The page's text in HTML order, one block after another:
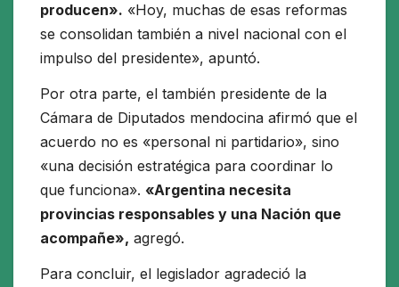
producen». «Hoy, muchas de esas reformas
se consolidan también a nivel nacional con el
impulso del presidente», apuntó.
Por otra parte, el también presidente de la
Cámara de Diputados mendocina afirmó que el
acuerdo no es «personal ni partidario», sino
«una decisión estratégica para coordinar lo
que funciona». «Argentina necesita
provincias responsables y una Nación que
acompañe», agregó.
Para concluir, el legislador agradeció la